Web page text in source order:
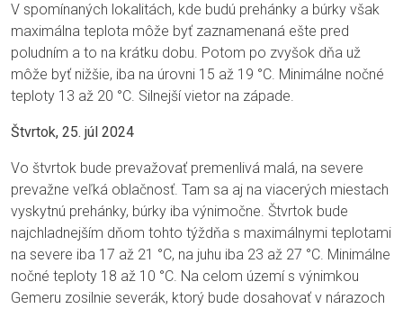
V spomínaných lokalitách, kde budú prehánky a búrky však
maximálna teplota môže byť zaznamenaná ešte pred
poludním a to na krátku dobu. Potom po zvyšok dňa už
môže byť nižšie, iba na úrovni 15 až 19 °C. Minimálne nočné
teploty 13 až 20 °C. Silnejší vietor na západe.
Štvrtok, 25. júl 2024
Vo štvrtok bude prevažovať premenlivá malá, na severe
prevažne veľká oblačnosť. Tam sa aj na viacerých miestach
vyskytnú prehánky, búrky iba výnimočne. Štvrtok bude
najchladnejším dňom tohto týždňa s maximálnymi teplotami
na severe iba 17 až 21 °C, na juhu iba 23 až 27 °C. Minimálne
nočné teploty 18 až 10 °C. Na celom území s výnimkou
Gemeru zosilnie severák, ktorý bude dosahovať v nárazoch